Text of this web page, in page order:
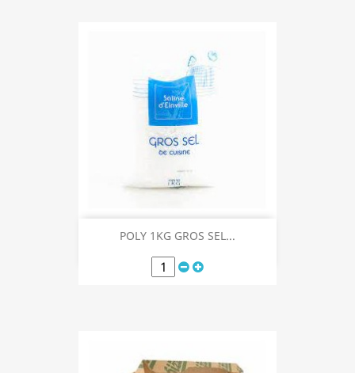
POLY 1KG GROS SEL...